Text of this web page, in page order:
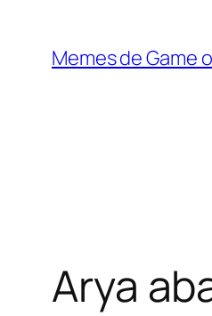
contenido
Memes de Game
Arya